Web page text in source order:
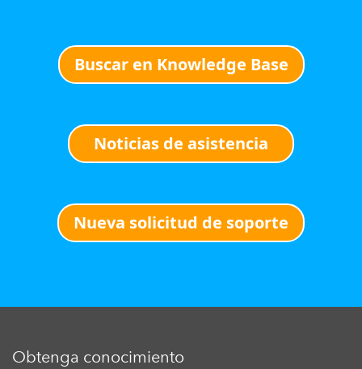
Buscar en Knowledge Base
Noticias de asistencia
Nueva solicitud de soporte
Obtenga conocimiento